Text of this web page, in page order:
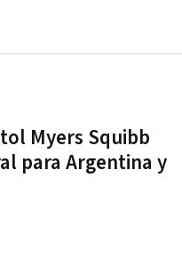
Myers Squibb
para Argentina y